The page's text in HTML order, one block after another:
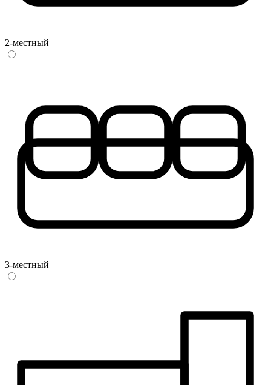
2-местный
3-местный